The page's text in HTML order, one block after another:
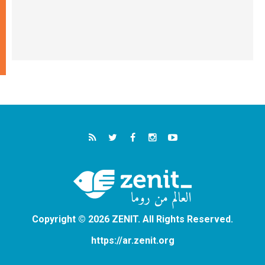
Copyright © 2026 ZENIT. All Rights Reserved.
https://ar.zenit.org